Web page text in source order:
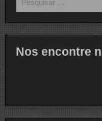
por:
Nos encontre